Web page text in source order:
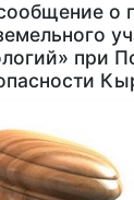
о
при